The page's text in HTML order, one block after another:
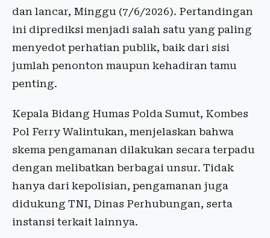
dan lancar, Minggu (7/6/2026). Pertandingan
ini diprediksi menjadi salah satu yang paling
menyedot perhatian publik, baik dari sisi
jumlah penonton maupun kehadiran tamu
penting.
Kepala Bidang Humas Polda Sumut, Kombes
Pol Ferry Walintukan, menjelaskan bahwa
skema pengamanan dilakukan secara terpadu
dengan melibatkan berbagai unsur. Tidak
hanya dari kepolisian, pengamanan juga
didukung TNI, Dinas Perhubungan, serta
instansi terkait lainnya.